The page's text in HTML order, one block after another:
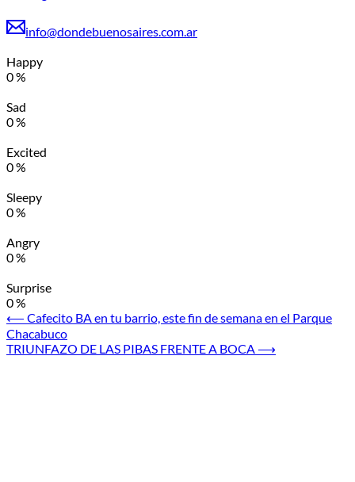
info@dondebuenosaires.com.ar
Happy
0%
Sad
0%
Excited
0%
Sleepy
0%
Angry
0%
Surprise
0%
Navegación
de
⟵ Cafecito BA en tu barrio, este fin de semana en el Parque
Chacabuco
TRIUNFAZO DE LAS PIBAS FRENTE A BOCA ⟶